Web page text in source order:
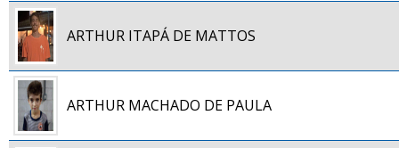
ARTHUR ITAPÁ DE MATTOS
ARTHUR MACHADO DE PAULA